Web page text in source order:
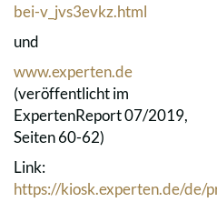
bei-v_jvs3evkz.html
und
www.experten.de
(veröffentlicht im
ExpertenReport 07/2019,
Seiten 60-62)
Link:
https://kiosk.experten.de/de/